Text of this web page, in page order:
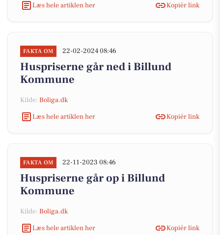
Læs hele artiklen her
Kopiér link
FAKTA OM 22-02-2024 08:46
Huspriserne går ned i Billund
Kommune
Kilde: Boliga.dk
Læs hele artiklen her
Kopiér link
FAKTA OM 22-11-2023 08:46
Huspriserne går op i Billund
Kommune
Kilde: Boliga.dk
Læs hele artiklen her
Kopiér link